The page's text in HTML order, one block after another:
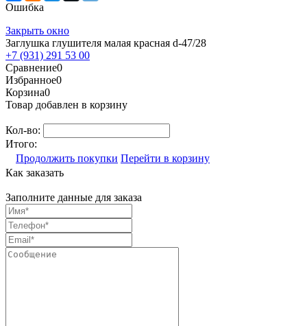
Ошибка
Закрыть окно
Заглушка глушителя малая красная d-47/28
+7 (931) 291 53 00
Сравнение0
Избранное0
Корзина0
Товар добавлен в корзину
Кол-во:
Итого:
Продолжить покупки Перейти в корзину
Как заказать
Заполните данные для заказа